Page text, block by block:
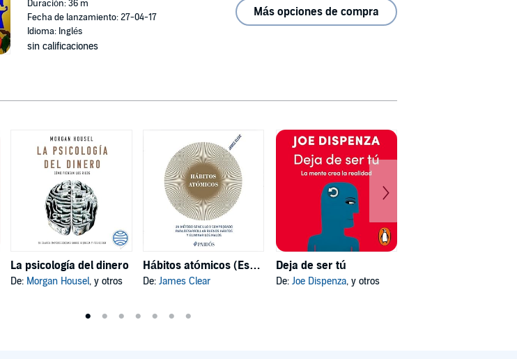
Duración: 36 m
Fecha de lanzamiento: 27-04-17
Idioma: Inglés
sin calificaciones
Más opciones de compra
La psicología del dinero
De: Morgan Housel, y otros
Hábitos atómicos (Español neutro)
De: James Clear
Deja de ser tú
De: Joe Dispenza, y otros